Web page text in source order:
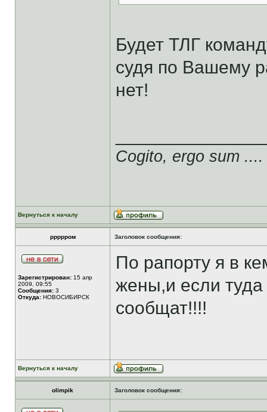
Будет ТЛГ
судя по Вашему
нет!
Cogito, ergo sum ....
Вернуться к началу
ррррром Заголовок сообщения:
Зарегистрирован: 15 апр
2009, 09:55
Сообщения: 3
Откуда: НОВОСИБИРСК
По рапорту я в
жены,и если туда
сообщат!!!!
Вернуться к началу
olimpik Заголовок сообщения: